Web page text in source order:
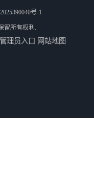
号-1
留所有权利.
管理员入口 网站地图